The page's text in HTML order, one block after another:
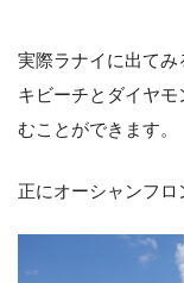
実際ラナイに出て
キビーチとダイヤ
むことができます。
正にオーシャンフロ